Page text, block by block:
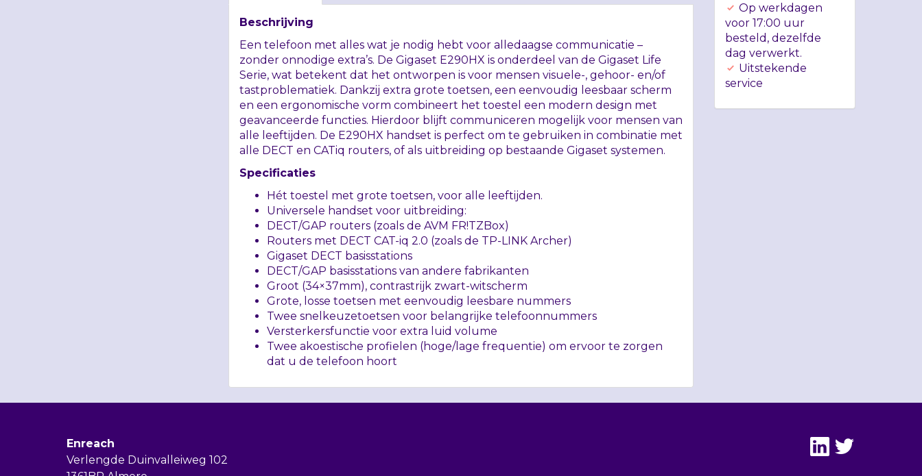
Beschrijving
Een telefoon met alles wat je nodig hebt voor alledaagse communicatie –
zonder onnodige extra’s. De Gigaset E290HX is onderdeel van de Gigaset Life
Serie, wat betekent dat het ontworpen is voor mensen visuele-, gehoor- en/of
tastproblematiek. Dankzij extra grote toetsen, een eenvoudig leesbaar scherm
en een ergonomische vorm combineert het toestel een modern design met
geavanceerde functies. Hierdoor blijft communiceren mogelijk voor mensen van
alle leeftijden. De E290HX handset is perfect om te gebruiken in combinatie met
alle DECT en CATiq routers, of als uitbreiding op bestaande Gigaset systemen.
Specificaties
Hét toestel met grote toetsen, voor alle leeftijden.
Universele handset voor uitbreiding:
DECT/GAP routers (zoals de AVM FR!TZBox)
Routers met DECT CAT-iq 2.0 (zoals de TP-LINK Archer)
Gigaset DECT basisstations
DECT/GAP basisstations van andere fabrikanten
Groot (34×37mm), contrastrijk zwart-witscherm
Grote, losse toetsen met eenvoudig leesbare nummers
Twee snelkeuzetoetsen voor belangrijke telefoonnummers
Versterkersfunctie voor extra luid volume
Twee akoestische profielen (hoge/lage frequentie) om ervoor te zorgen
dat u de telefoon hoort
Op werkdagen
voor 17:00 uur
besteld, dezelfde
dag verwerkt.
Uitstekende
service
Enreach
Verlengde Duinvalleiweg 102